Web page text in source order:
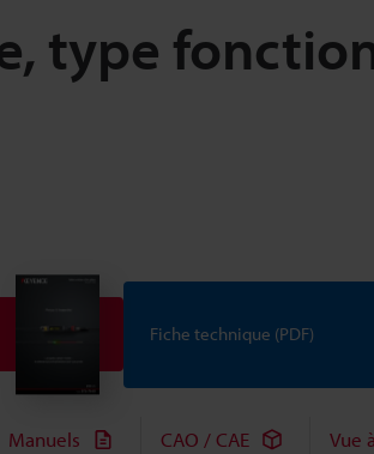
type
Fiche technique (PDF)
Manuels CAO / CAE Vue